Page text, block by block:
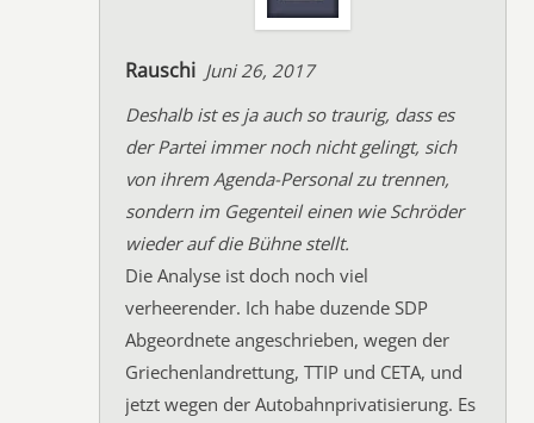
Rauschi Juni 26, 2017
Deshalb ist es ja auch so traurig, dass es
der Partei immer noch nicht gelingt, sich
von ihrem Agenda-Personal zu trennen,
sondern im Gegenteil einen wie Schröder
wieder auf die Bühne stellt.
Die Analyse ist doch noch viel
verheerender. Ich habe duzende SDP
Abgeordnete angeschrieben, wegen der
Griechenlandrettung, TTIP und CETA, und
jetzt wegen der Autobahnprivatisierung. Es